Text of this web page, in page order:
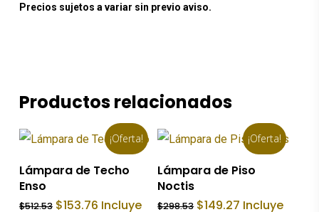
Precios sujetos a variar sin previo aviso.
Productos relacionados
¡Oferta!
Añadir Al Carrito
Lámpara de Techo
Enso
$512.53 El
$153.76ElIncluye
¡Oferta!
Añadir Al Carrito
Lámpara de Piso
Noctis
$298.53 El
$149.27 El
Incluye